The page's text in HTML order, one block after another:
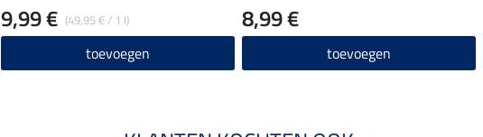
(49,95 € / 1 l)
9,99 €
toevoegen
8,99 €
toevoegen